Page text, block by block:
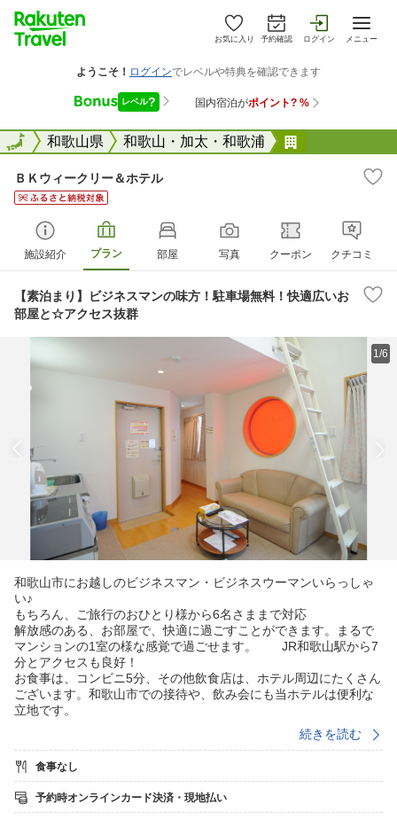
お気に入り 予約確認 ログイン メニュー
全国和歌山県 和歌山・加太・和歌浦
全国
ＢＫウィークリー＆ホテル
施設紹介 プラン 部屋 写真 クーポン クチコミ
【素泊まり】ビジネスマンの味方！駐車場無料！快適広いお
部屋と☆アクセス抜群
1/6
和歌山市にお越しのビジネスマン・ビジネスウーマンいらっしゃ
い♪
もちろん、ご旅行のおひとり様から6名さままで対応
解放感のある、お部屋で、快適に過ごすことができます。まるで
マンションの1室の様な感覚で過ごせます。 JR和歌山駅から7
分とアクセスも良好！
お食事は、コンビニ5分、その他飲食店は、ホテル周辺にたくさん
ございます。和歌山市での接待や、飲み会にも当ホテルは便利な
立地です。
☆長期滞在も可能です、長期のご希望の際はご相談に応じます。
※駐車場は無料です。
台数に限りがあり先着順となります。満車の場合はお近くのコイ
続きを読む
食事なし
予約時オンラインカード決済・現地払い